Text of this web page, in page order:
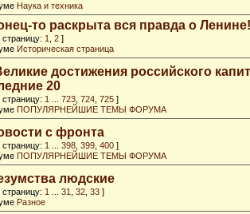
Наука и техника
то раскрыта вся правда о Ленине!
1 2 ]
Историческая страница
достижения российского
20
1 723 724 725 ]
ПОПУЛЯРНЕЙШИЕ ТЕМЫ ФОРУМА
с фронта
1 398 399 400 ]
ПОПУЛЯРНЕЙШИЕ ТЕМЫ ФОРУМА
людские
1 31 32 33 ]
Разное